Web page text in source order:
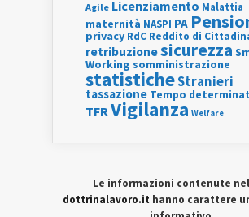
Agile Licenziamento Malattia
maternità NASPI PA
privacy RdC Reddito di
retribuzionesicurezza
Working somministrazione
statisticheStranieri
tassazione Tempo
TFRVigilanza Welfare
Le informazioni contenute
dottrinalavoro.it hanno carattere